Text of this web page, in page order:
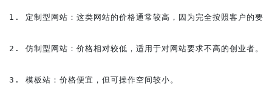
1. 定制型网站：这类网站的价格通常较高，因为完全按照客户的要
2. 仿制型网站：价格相对较低，适用于对网站要求不高的创业者。
3. 模板站：价格便宜，但可操作空间较小。